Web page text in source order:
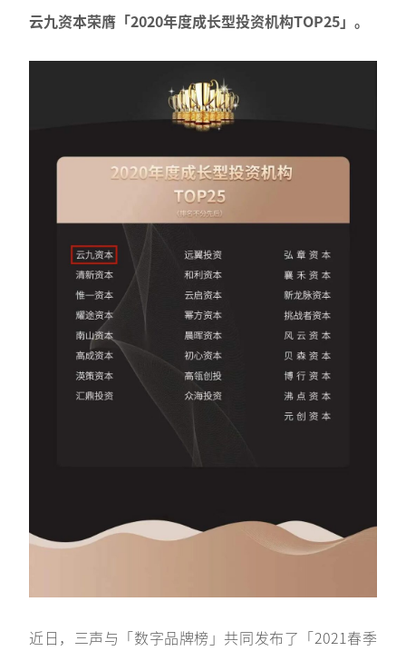
云九资本荣膺「2020年度成长型投资机构TOP25」。
近日，三声与「数字品牌榜」共同发布了「2021春季